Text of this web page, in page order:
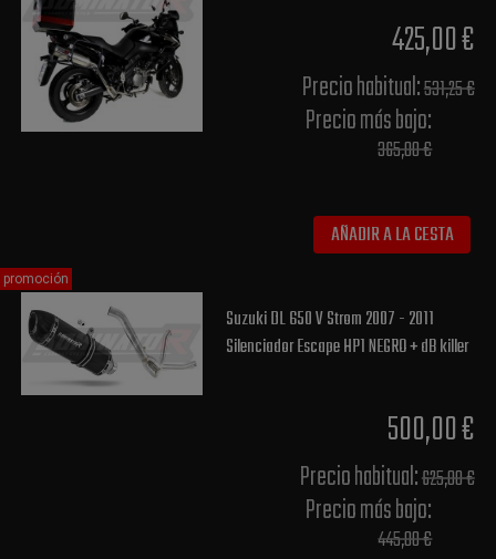
425,00 €
Precio habitual​:531,25 €
Precio más bajo​:
365,00 €
AÑADIR A LA CESTA
Suzuki DL 650 V Strom 2007 - 2011
Silenciador Escape HP1 NEGRO + dB killer
500,00 €
Precio habitual​:625,00 €
Precio más bajo​:
445,00 €
promoción